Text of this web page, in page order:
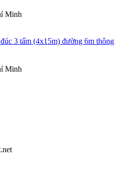
Minh
3 tấm (4x15m) đường 6m thông
Minh